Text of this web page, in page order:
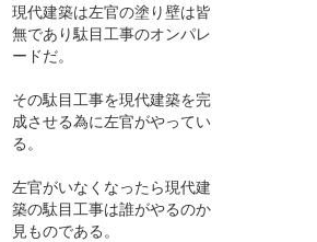
現代建築は左官の塗り壁は皆
無であり駄目工事のオンパレ
ードだ。
その駄目工事を現代建築を完
成させる為に左官がやってい
る。
左官がいなくなったら現代建
築の駄目工事は誰がやるのか
見ものである。